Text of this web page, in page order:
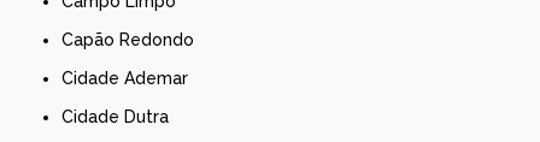
Capão Redondo
Cidade Ademar
Cidade Dutra